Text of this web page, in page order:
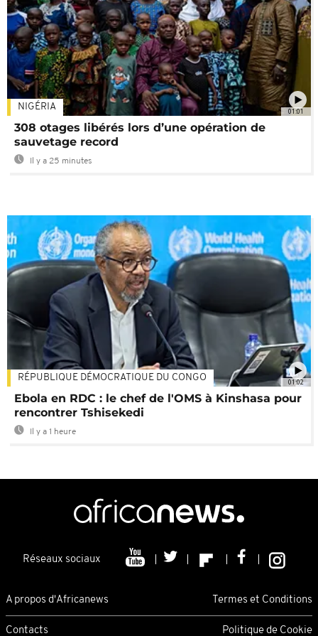
01:01
NIGÉRIA
308 otages libérés lors d’une opération de
sauvetage record
Il y a 25 minutes
01:02
RÉPUBLIQUE DÉMOCRATIQUE DU CONGO
Ebola en RDC : le chef de l'OMS à Kinshasa pour
rencontrer Tshisekedi
Il y a 1 heure
Réseaux sociaux
A propos d'Africanews Termes et Conditions
Contacts Politique de Cookie